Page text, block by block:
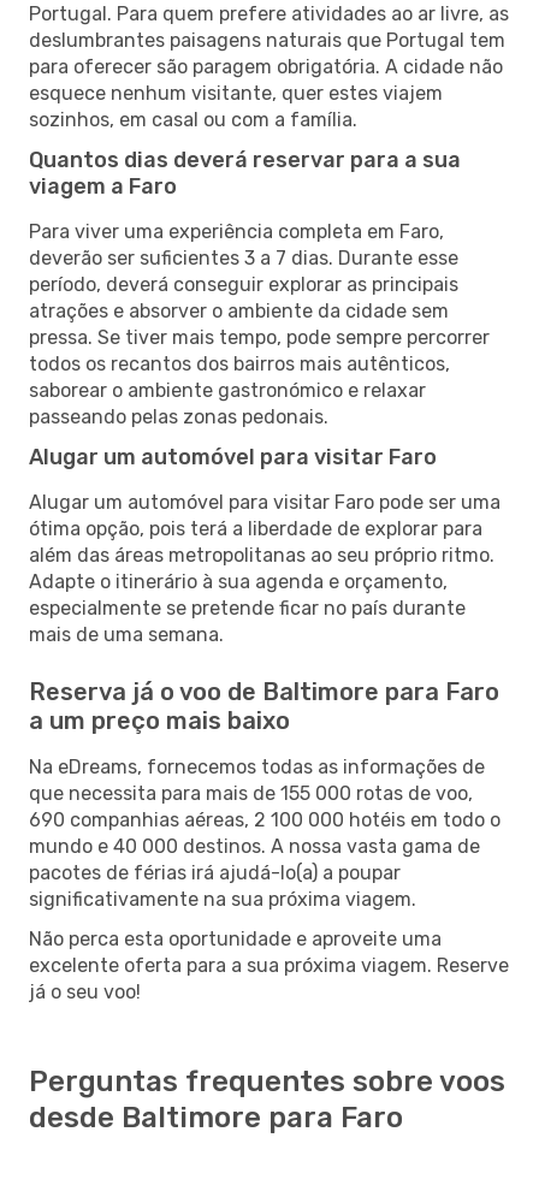
Portugal. Para quem prefere atividades ao ar livre, as
deslumbrantes paisagens naturais que Portugal tem
para oferecer são paragem obrigatória. A cidade não
esquece nenhum visitante, quer estes viajem
sozinhos, em casal ou com a família.
Quantos dias deverá reservar para a sua
viagem a Faro
Para viver uma experiência completa em Faro,
deverão ser suficientes 3 a 7 dias. Durante esse
período, deverá conseguir explorar as principais
atrações e absorver o ambiente da cidade sem
pressa. Se tiver mais tempo, pode sempre percorrer
todos os recantos dos bairros mais autênticos,
saborear o ambiente gastronómico e relaxar
passeando pelas zonas pedonais.
Alugar um automóvel para visitar Faro
Alugar um automóvel para visitar Faro pode ser uma
ótima opção, pois terá a liberdade de explorar para
além das áreas metropolitanas ao seu próprio ritmo.
Adapte o itinerário à sua agenda e orçamento,
especialmente se pretende ficar no país durante
mais de uma semana.
Reserva já o voo de Baltimore para Faro
a um preço mais baixo
Na eDreams, fornecemos todas as informações de
que necessita para mais de 155 000 rotas de voo,
690 companhias aéreas, 2 100 000 hotéis em todo o
mundo e 40 000 destinos. A nossa vasta gama de
pacotes de férias irá ajudá-lo(a) a poupar
significativamente na sua próxima viagem.
Não perca esta oportunidade e aproveite uma
excelente oferta para a sua próxima viagem. Reserve
já o seu voo!
Perguntas frequentes sobre voos
desde Baltimore para Faro